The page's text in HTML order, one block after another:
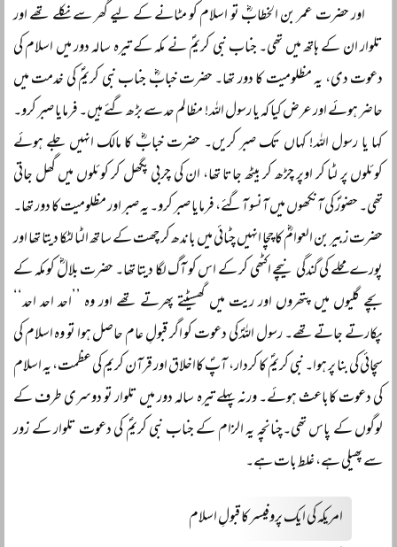
اور حضرت عمر بن الخطابؓ تو اسلام کو مٹانے کے لیے گھر سے نکلے تھے اور
تلوار ان کے ہاتھ میں تھی۔ جناب نبی کریمؐ نے مکہ کے تیرہ سالہ دور میں اسلام کی
دعوت دی، یہ مظلومیت کا دور تھا۔ حضرت خبابؓ جناب نبی کریمؐ کی خدمت میں
حاضر ہوئے اور عرض کیا کہ یا رسول اللہ! مظالم حد سے بڑھ گئے ہیں۔ فرمایا صبر کرو۔
کہا یا رسول اللہ! کہاں تک صبر کریں۔ حضرت خبابؓ کا مالک انہیں جلے ہوئے
کوئلوں پر لٹا کر اوپر چڑھ کر بیٹھ جاتا تھا، ان کی چربی پگھل کر کوئلوں میں گھل جاتی
تھی۔ حضورؐ کی آنکھوں میں آنسو آگئے، فرمایا صبر کرو۔ یہ صبر اور مظلومیت کا دور تھا۔
حضرت زبیر بن العوامؓ کا چچا انہیں چٹائی میں باندھ کر چھت کے ساتھ الٹا لٹکا دیتا تھا اور
پورے محلے کی گندگی نیچے اکٹھی کر کے اس کو آگ لگا دیتا تھا۔ حضرت بلالؓ کو مکہ کے
بچے گلیوں میں پتھروں اور ریت میں گھسیٹتے پھرتے تھے اور وہ ’’احد احد احد‘‘
پکارتے جاتے تھے۔ رسول اللہؐ کی دعوت کو اگر قبولِ عام حاصل ہوا تو وہ اسلام کی
سچائی کی بنا پر ہوا۔ نبی کریمؐ کا کردار، آپؐ کااخلاق اور قرآن کریم کی عظمت، یہ اسلام
کی دعوت کاباعث ہوئے۔ ورنہ پہلے تیرہ سالہ دور میں تلوار تو دوسری طرف کے
لوگوں کے پاس تھی۔چنانچہ یہ الزام کے جناب نبی کریمؐ کی دعوت تلوار کے زور
سے پھیلی ہے، غلط بات ہے۔
امریکہ کی ایک پروفیسر کا قبولِ اسلام